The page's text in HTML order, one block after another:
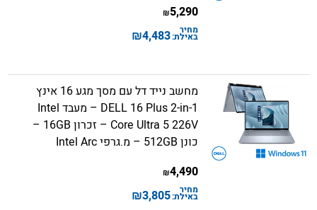
5,290
₪
מחיר
באילת:4,483
₪
מחשב נייד דל עם מסך מגע 16 אינץ
DELL 16 Plus 2-in-1 – מעבד Intel
Core Ultra 5 226V – זכרון 16GB –
כונן 512GB – מ.גרפי Intel Arc
4,490
₪
מחיר
באילת:3,805
₪